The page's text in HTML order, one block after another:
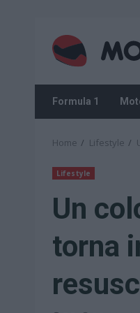
content
Formula 1
Home Lifestyle
Lifestyle
Un
torna